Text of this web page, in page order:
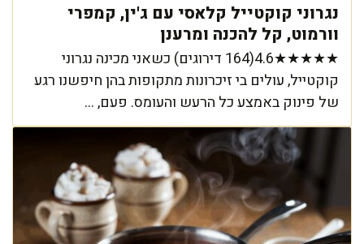
נגרוני קוקטייל קלאסי עם ג'ין, קמפרי
וורמוט, קל להכנה ומרענן
★★★★★4.6(164 דירוגים) כשאני מכינה נגרוני
קוקטייל, עולים בי זיכרונות מתקופות בהן חיפשנו רגע
של פינוק באמצע כל הרעש והעומס. פעם, ...